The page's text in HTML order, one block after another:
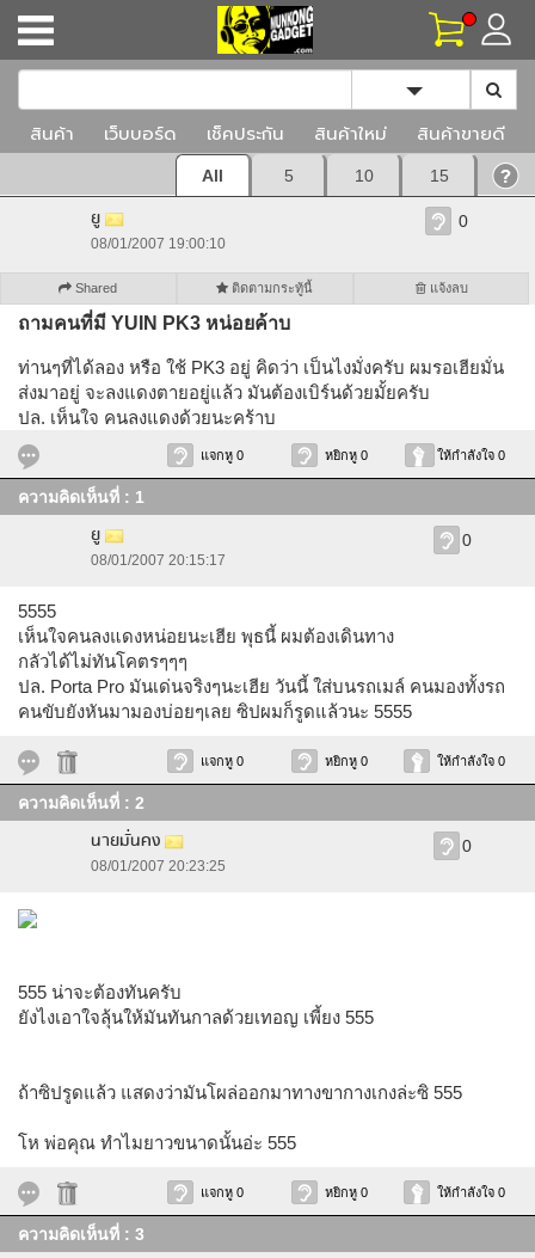
Toggle
สินค้า เว็บบอร์ด เช็คประกัน สินค้าใหม่ สินค้าขายดี
All 5 10 15
ยู
08/01/2007 19:00:10
0
Shared ติดตามกระทู้นี้ แจ้งลบ
ถามคนที่มี YUIN PK3 หน่อยค้าบ
ท่านๆที่ได้ลอง หรือ ใช้ PK3 อยู่ คิดว่า เป็นไงมั่งครับ ผมรอเฮียมั่น
ส่งมาอยู่ จะลงแดงตายอยู่แล้ว มันต้องเบิร์นด้วยมั้ยครับ
ปล. เห็นใจ คนลงแดงด้วยนะคร้าบ
แจกหู 0 หยิกหู 0 ให้กำลังใจ 0
ความคิดเห็นที่ : 1
ยู
08/01/2007 20:15:17
0
5555
เห็นใจคนลงแดงหน่อยนะเฮีย พุธนี้ ผมต้องเดินทาง
กลัวได้ไม่ทันโคตรๆๆๆ
ปล. Porta Pro มันเด่นจริงๆนะเฮีย วันนี้ ใส่บนรถเมล์ คนมองทั้งรถ
คนขับยังหันมามองบ่อยๆเลย ซิปผมก็รูดแล้วนะ 5555
แจกหู 0 หยิกหู 0 ให้กำลังใจ 0
ความคิดเห็นที่ : 2
นายมั่นคง
08/01/2007 20:23:25
0
555 น่าจะต้องทันครับ
ยังไงเอาใจลุ้นให้มันทันกาลด้วยเทอญ เพี้ยง 555
ถ้าซิปรูดแล้ว แสดงว่ามันโผล่ออกมาทางขากางเกงล่ะซิ 555
โห พ่อคุณ ทำไมยาวขนาดนั้นอ่ะ 555
แจกหู 0 หยิกหู 0 ให้กำลังใจ 0
ความคิดเห็นที่ : 3